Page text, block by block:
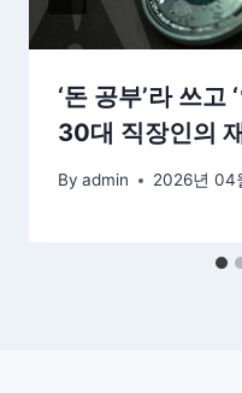
‘돈 공부’라 쓰고
30대 직장인의
By admin 2026년 04